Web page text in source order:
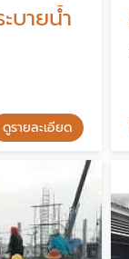
บายน้ำ
ดูรายละเอียด